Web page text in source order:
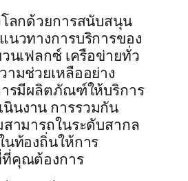
โลกด้วยการสนับสนุน
นวทางการบริการของ
นเฟลกซ์ เครือข่ายทั่ว
ามช่วยเหลืออย่าง
ารมีผลิตภัณฑ์ให้บริการ
นงาน การรวมกัน
สามารถในระดับสากล
นท้องถิ่นให้การ
คุณต้องการ